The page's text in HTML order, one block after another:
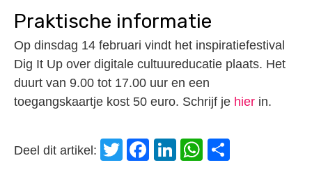
Praktische informatie
Op dinsdag 14 februari vindt het inspiratiefestival
Dig It Up over digitale cultuureducatie plaats. Het
duurt van 9.00 tot 17.00 uur en een
toegangskaartje kost 50 euro. Schrijf je hier in.
Deel dit artikel: Twitter
Facebook
LinkedIn
WhatsApp